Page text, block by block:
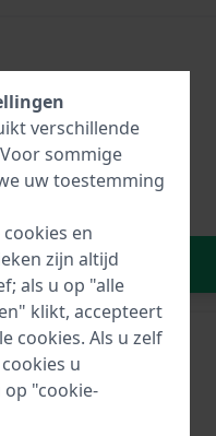
verschillende
sommige
uw toestemming
en
zijn altijd
als u op "alle
klikt, accepteert
cookies. Als u zelf
u
"cookie-